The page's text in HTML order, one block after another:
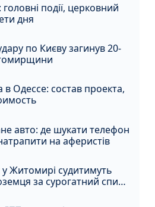
події, церковний
дня
по Києву загинув 20-
в Одессе: состав проекта,
авто: де шукати телефон
на аферистів
Житомирі судитимуть
за сурогатний спирт